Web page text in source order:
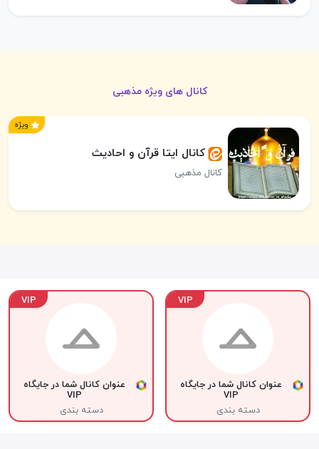
کانال های ویژه مذهبی
ویژه
کانال ایتا قرآن و احادیث
کانال مذهبی
VIP
عنوان کانال شما در جایگاه
VIP
دسته بندی
VIP
عنوان کانال شما در جایگاه
VIP
دسته بندی